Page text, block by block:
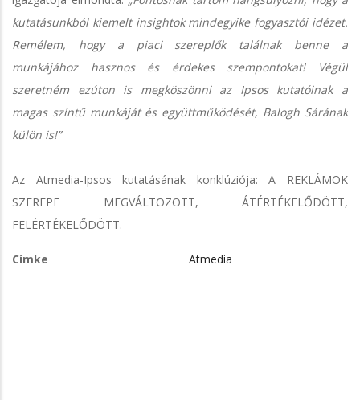
kutatásunkból kiemelt insightok mindegyike fogyasztói idézet.
Remélem, hogy a piaci szereplők találnak benne a
munkájához hasznos és érdekes szempontokat! Végül
szeretném ezúton is megköszönni az Ipsos kutatóinak a
magas színtű munkáját és együttműködését, Balogh Sárának
külön is!”
Az Atmedia-Ipsos kutatásának konklúziója: A REKLÁMOK
SZEREPE MEGVÁLTOZOTT, ÁTÉRTÉKELŐDÖTT,
FELÉRTÉKELŐDÖTT.
Címke Atmedia